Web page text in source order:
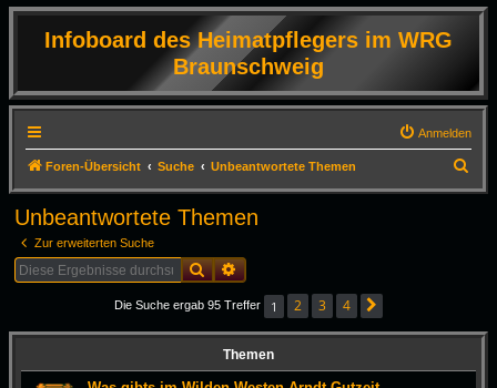
Infoboard des Heimatpflegers im WRG
Braunschweig
Anmelden
Foren-Übersicht Suche Unbeantwortete Themen
u
Unbeantwortete Themen
Zur erweiterten Suche
SucheErweiterte Suche
Die Suche ergab 95 Treffer 1 2 3 4
Themen